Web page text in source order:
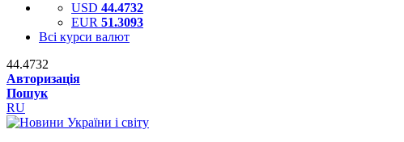
USD 44.4732
EUR 51.3093
Всі курси валют
44.4732
Авторизація
Пошук
RU